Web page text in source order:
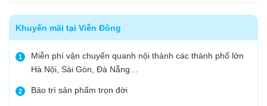
Khuyến mãi tại Viễn Đông
1
Miễn phí vận chuyển quanh nội thành các thành phố lớn
Hà Nội, Sài Gòn, Đà Nẵng…
2 Bảo trì sản phẩm trọn đời